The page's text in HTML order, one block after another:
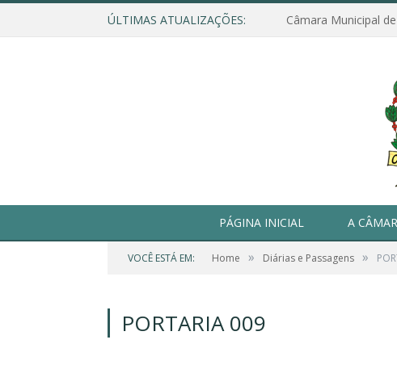
ÚLTIMAS ATUALIZAÇÕES:
PÁGINA INICIAL A
VOCÊ ESTÁ EM: Home » Diárias e Passagens »
PORTARIA 009